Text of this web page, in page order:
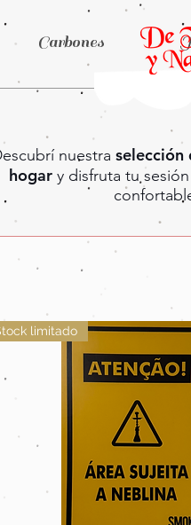
Carbones
nuestra selección
hogary disfruta tu
limitado